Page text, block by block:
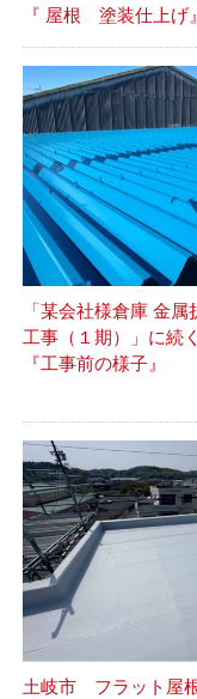
『 屋根 塗装仕上げ』
「某会社様倉庫 金
工事（１期）」に続
『工事前の様子』
土岐市 フラット屋